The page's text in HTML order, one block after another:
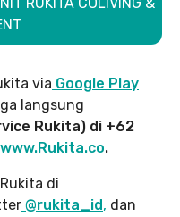
via Google Play
langsung
Rukita) di +62
www.Rukita.co.
di
@rukita_id , dan